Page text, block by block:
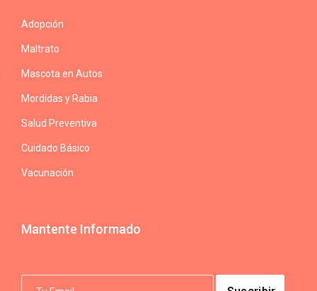
Adopción
Maltrato
Mascota en Autos
Mordidas y Rabia
Salud Preventiva
Cuidado Básico
Vacunación
Mantente Informado